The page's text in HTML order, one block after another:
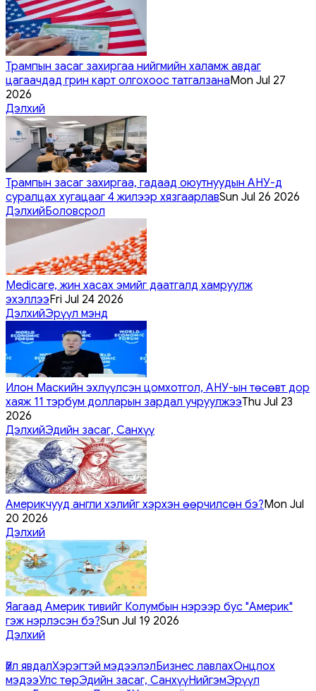
Трампын засаг захиргаа нийгмийн халамж авдаг
цагаачдад грин карт олгохоос татгалзанаMon Jul 27
2026
Дэлхий
Трампын засаг захиргаа, гадаад оюутнуудын АНУ-д
суралцах хугацааг 4 жилээр хязгаарлавSun Jul 26 2026
ДэлхийБоловсрол
Medicare, жин хасах эмийг даатгалд хамруулж
эхэллээFri Jul 24 2026
ДэлхийЭрүүл мэнд
Илон Маскийн эхлүүлсэн цомхотгол, АНУ-ын төсөвт дор
хаяж 11 тэрбум долларын зардал учруулжээThu Jul 23
2026
ДэлхийЭдийн засаг, Санхүү
Америкчууд англи хэлийг хэрхэн өөрчилсөн бэ?Mon Jul
20 2026
Дэлхий
Яагаад Америк тивийг Колумбын нэрээр бус "Америк"
гэж нэрлэсэн бэ?Sun Jul 19 2026
Дэлхий
Үйл явдалХэрэгтэй мэдээлэлБизнес лавлахОнцлох
мэдээУлс төрЭдийн засаг, СанхүүНийгэмЭрүүл